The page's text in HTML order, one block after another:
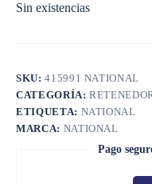
Sin existencias
SKU:415991 NATIONAL
CATEGORÍA:
ETIQUETA: NATIONAL
MARCA: NATIONAL
Pago